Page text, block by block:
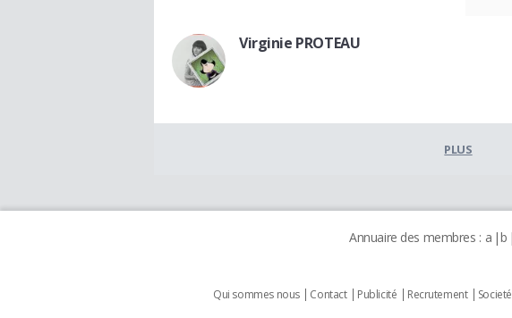
Virginie PROTEAU
PLUS
Annuaire des membres : a b
Qui sommes nous Contact Publicité Recrutement Societé